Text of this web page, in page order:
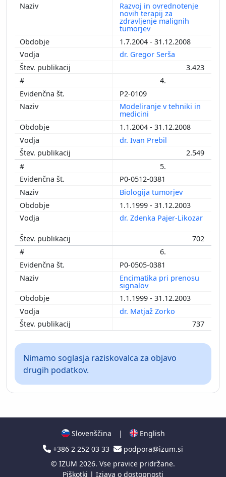
Razvoj in ovrednotenje
novih terapij za
zdravljenje malignih
tumorjev
1.7.2004 - 31.12.2008
dr. Gregor Serša
3.423
4.
P2-0109
Modeliranje v tehniki in
medicini
1.1.2004 - 31.12.2008
dr. Ivan Prebil
2.549
5.
P0-0512-0381
Biologija tumorjev
1.1.1999 - 31.12.2003
dr. Zdenka Pajer-Likozar
702
6.
P0-0505-0381
Encimatika pri prenosu
signalov
1.1.1999 - 31.12.2003
dr. Matjaž Zorko
737
Nimamo soglasja raziskovalca za objavo
drugih podatkov.
Slovenščina |
English
+386 2 252 03 33
podpora@izum.si
© IZUM 2026. Vse pravice pridržane.
Piškotki | Izjava o dostopnosti